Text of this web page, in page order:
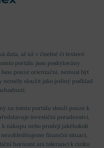
data, ať už v číselné či textové
portálu jsou poskytovány
pouze orientační, nemusí být
neměly sloužit jako jediný podklad
na tomto portálu slouží pouze k
investiční poradenství,
nákupu nebo prodeji jakéhokoli
finanční situaci,
horizont ani toleranci k riziku